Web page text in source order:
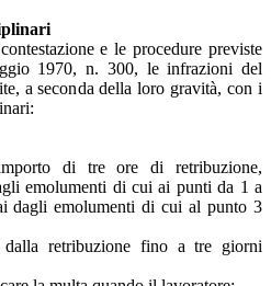
e le procedure previste
1970, n. 300, le infrazioni del
a seconda della loro gravità, con i
di tre ore di retribuzione,
emolumenti di cui ai punti da 1 a
dagli emolumenti di cui al punto 3
retribuzione fino a tre giorni